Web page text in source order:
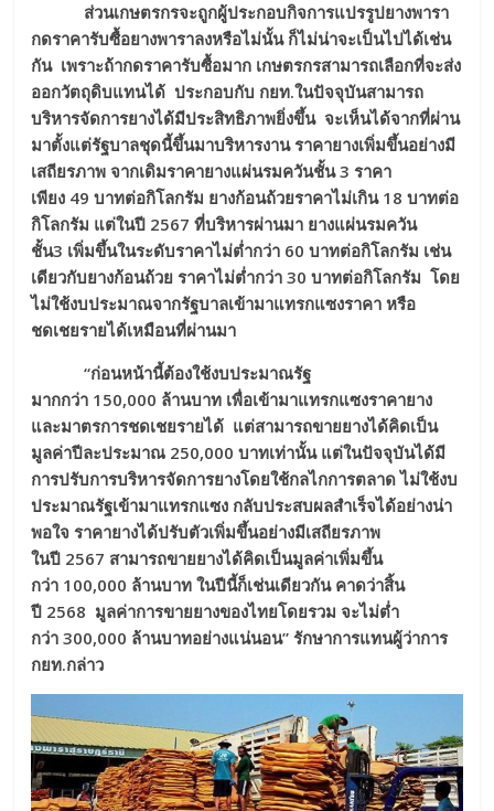
ส่วนเกษตรกรจะถูกผู้ประกอบกิจการแปรรูปยางพารา
กดราคารับซื้อยางพาราลงหรือไม่นั้น ก็ไม่น่าจะเป็นไปได้เช่น
กัน เพราะถ้ากดราคารับซื้อมาก เกษตรกรสามารถเลือกที่จะส่ง
ออกวัตถุดิบแทนได้ ประกอบกับ กยท.ในปัจจุบันสามารถ
บริหารจัดการยางได้มีประสิทธิภาพยิ่งขึ้น จะเห็นได้จากที่ผ่าน
มาตั้งแต่รัฐบาลชุดนี้ขึ้นมาบริหารงาน ราคายางเพิ่มขึ้นอย่างมี
เสถียรภาพ จากเดิมราคายางแผ่นรมควันชั้น 3 ราคา
เพียง 49 บาทต่อกิโลกรัม ยางก้อนถ้วยราคาไม่เกิน 18 บาทต่อ
กิโลกรัม แต่ในปี 2567 ที่บริหารผ่านมา ยางแผ่นรมควัน
ชั้น3 เพิ่มขึ้นในระดับราคาไม่ต่ำกว่า 60 บาทต่อกิโลกรัม เช่น
เดียวกับยางก้อนถ้วย ราคาไม่ต่ำกว่า 30 บาทต่อกิโลกรัม โดย
ไม่ใช้งบประมาณจากรัฐบาลเข้ามาแทรกแซงราคา หรือ
ชดเชยรายได้เหมือนที่ผ่านมา
“ก่อนหน้านี้ต้องใช้งบประมาณรัฐ
มากกว่า 150,000 ล้านบาท เพื่อเข้ามาแทรกแซงราคายาง
และมาตรการชดเชยรายได้ แต่สามารถขายยางได้คิดเป็น
มูลค่าปีละประมาณ 250,000 บาทเท่านั้น แต่ในปัจจุบันได้มี
การปรับการบริหารจัดการยางโดยใช้กลไกการตลาด ไม่ใช้งบ
ประมาณรัฐเข้ามาแทรกแซง กลับประสบผลสำเร็จได้อย่างน่า
พอใจ ราคายางได้ปรับตัวเพิ่มขึ้นอย่างมีเสถียรภาพ
ในปี 2567 สามารถขายยางได้คิดเป็นมูลค่าเพิ่มขึ้น
กว่า 100,000 ล้านบาท ในปีนี้ก็เช่นเดียวกัน คาดว่าสิ้น
ปี 2568 มูลค่าการขายยางของไทยโดยรวม จะไม่ต่ำ
กว่า300,000 ล้านบาทอย่างแน่นอน” รักษาการแทนผู้ว่าการ
กยท.กล่าว